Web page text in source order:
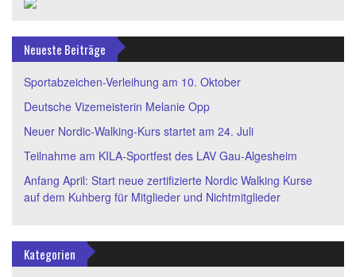
Neueste Beiträge
Sportabzeichen-Verleihung am 10. Oktober
Deutsche Vizemeisterin Melanie Opp
Neuer Nordic-Walking-Kurs startet am 24. Juli
Teilnahme am KILA-Sportfest des LAV Gau-Algesheim
Anfang April: Start neue zertifizierte Nordic Walking Kurse
auf dem Kuhberg für Mitglieder und Nichtmitglieder
Kategorien